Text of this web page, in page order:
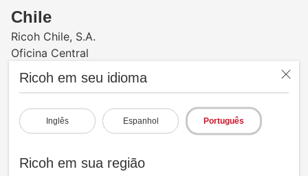
Ricoh em seu idioma
Inglês Espanhol Português
Ricoh em sua região
Chile
Ricoh Chile, S.A.
Oficina Central
Andres Bello 2457, piso 14
Providencia, Santiago
Telefone de Suporte e Suprimentos: +56 2 2994 9647
Bodega:
Pudahuel, Santiago